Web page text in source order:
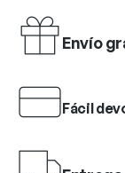
Envío
Fácil